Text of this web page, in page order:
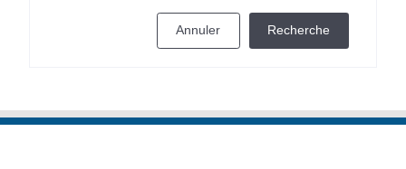
Annuler Recherche